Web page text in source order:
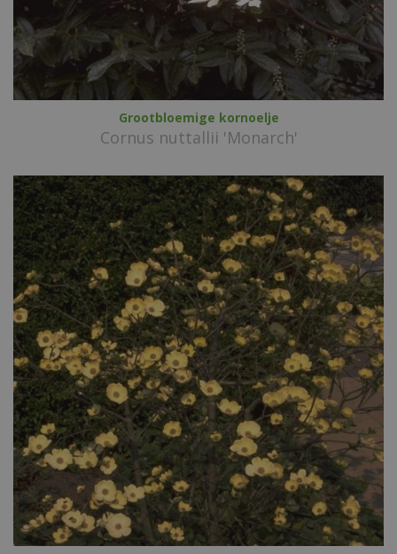
Grootbloemige kornoelje
Cornus nuttallii 'Monarch'